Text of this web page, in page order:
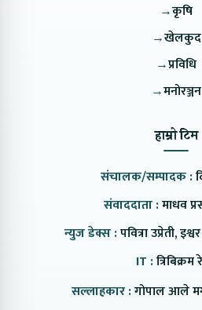
→कृषि
→खेलकुद
→प्रविधि
→मनोरञ्जन
हाम्रो टिम
संचालक/सम्पादक :
संवाददाता :माधव
न्युज डेक्स :पवित्रा उप्रेती,
IT :त्रिबिक्रम
सल्लाहकार :गोपाल आले